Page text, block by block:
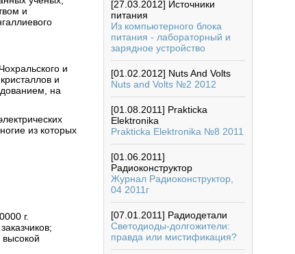
и
и
и
на
из которых
г.
[27.03.2012] Источники
питания
Из компьютерного блока
питания - лабораторный и
зарядное устройство
[01.02.2012] Nuts And Volts
Nuts and Volts №2 2012
[01.08.2011] Prakticka
Elektronika
Prakticka Elektronika №8 2011
[01.06.2011]
Радиоконструктор
Журнал Радиоконструктор,
04 2011г
[07.01.2011] Радиодетали
Светодиоды-долгожители:
правда или мистификация?